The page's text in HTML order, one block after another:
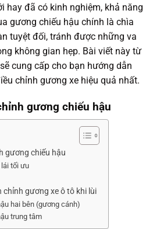
hay đã có kinh nghiệm, khả năng
gương chiếu hậu chính là chìa
tuyệt đối, tránh được những va
không gian hẹp. Bài viết này từ
sẽ cung cấp cho bạn hướng dẫn
chỉnh gương xe hiệu quả nhất.
gương chiếu hậu
gương chiếu hậu
tối ưu
gương xe ô tô khi lùi
hai bên (gương cánh)
trung tâm